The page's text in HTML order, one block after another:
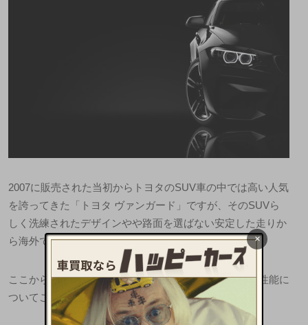
2007に販売された当初からトヨタのSUV車の中では高い人気
を誇ってきた「トヨタ ヴァンガード」ですが、そのSUVら
しく洗練されたデザインやや路面を選ばない安定した走りか
ら海外でも高い人気を誇っています。
ここからは、トヨタ ヴァンガードについてその魅力と性能に
ついてご紹介します。
×